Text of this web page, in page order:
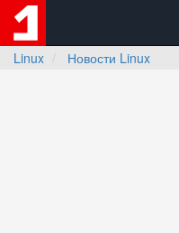
Linux
Новости Linux